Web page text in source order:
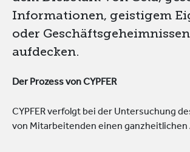
Informationen, geistigem
oder Geschäftsgeheimnissen
aufdecken.
Der Prozess von CYPFER
CYPFER verfolgt bei der Untersuchung
von Mitarbeitenden einen ganzheitlichen